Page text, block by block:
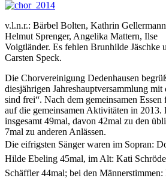
v.l.n.r.: Bärbel Bolten, Kathrin
Helmut Sprenger, Angelika Mattern, Ilse
Voigtländer. Es fehlen Brunhilde Jäschke
Carsten Speck.
Die Chorvereinigung Dedenhausen
diesjährigen Jahreshauptversammlung
sind frei“. Nach dem gemeinsamen
auf die gemeinsamen Aktivitäten in 2013.
insgesamt 49mal, davon 42mal zu den
7mal zu anderen Anlässen.
Die eifrigsten Sänger waren im Sopran:
Hilde Ebeling 45mal, im Alt: Kati
Schäffler 44mal; bei den